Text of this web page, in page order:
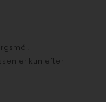
er kun efter